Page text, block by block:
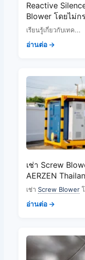
Reactive
Blower โดยไม่ก
เรียนรู้เกี่ยวกับเทค...
อ่านต่อ →
เช่า Screw
AERZEN
เช่า Screw Blowerโ
อ่านต่อ →